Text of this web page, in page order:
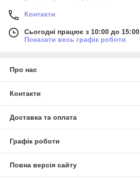
Контакти
Сьогодні працює з 10:00 до 15:00
Показати весь графік роботи
Про нас
Контакти
Доставка та оплата
Графік роботи
Повна версія сайту